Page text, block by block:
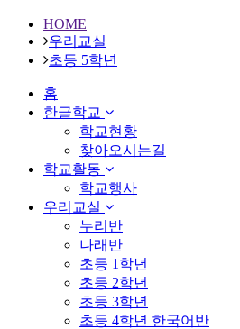
HOME
우리교실
초등 5학년
홈
한글학교
학교현황
찾아오시는길
학교활동
학교행사
우리교실
누리반
나래반
초등 1학년
초등 2학년
초등 3학년
초등 4학년 한국어반